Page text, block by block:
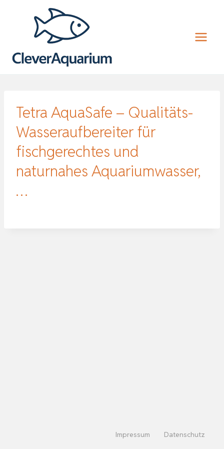
Tetra AquaSafe – Qualitäts-
Wasseraufbereiter für
fischgerechtes und
naturnahes Aquariumwasser,
…
Impressum Datenschutz